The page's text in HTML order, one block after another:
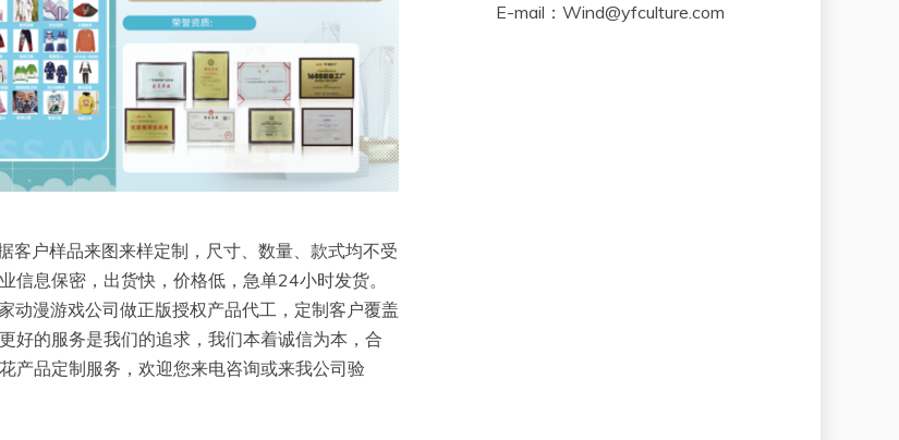
客户样品来图来样定制，尺寸、数量、款式均不受
息保密，出货快，价格低，急单24小时发货。
动漫游戏公司做正版授权产品代工，定制客户覆盖
好的服务是我们的追求，我们本着诚信为本，合
产品定制服务，欢迎您来电咨询或来我公司验
E-mail：Wind@yfculture.com